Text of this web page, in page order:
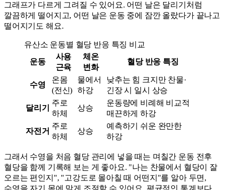
그래프가 다르게 그려질 수 있어요. 어떤 날은 달리기처럼
깔끔하게 떨어지고, 어떤 날은 운동 중에 잠깐 올랐다가 끝나고
떨어지기도 해요.
유산소 운동별 혈당 반응 특징 비교
운동
사용
근육
체온
변화
혈당 반응 특징
수영
온몸
(전신)
물에서
하강
낮추는 힘 크지만 찬물·
긴장 시 일시 상승
달리기
주로
하체
상승
운동량에 비례해 비교적
매끈하게 하강
자전거
주로
하체
상승
예측하기 쉬운 완만한
하강
그래서 수영을 처음 혈당 관리에 넣을 때는 며칠간 운동 전후
혈당을 함께 기록해 보는 게 좋아요. "나는 찬물에서 혈당이 잘
오르는 편인지", "고강도로 몰아칠 때 어떤지"를 알아 두면,